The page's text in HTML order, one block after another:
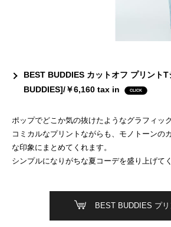
BEST BUDDIES カットオフ プリント
BUDDIES]/￥6,160 tax in
ポップでどこか気の抜けたようなグラフィッ
コミカルなプリントながらも、モノトーンの
な印象にまとめてくれます。
シンプルになりがちな夏コーデを盛り上げて
BEST BUDDIES プ